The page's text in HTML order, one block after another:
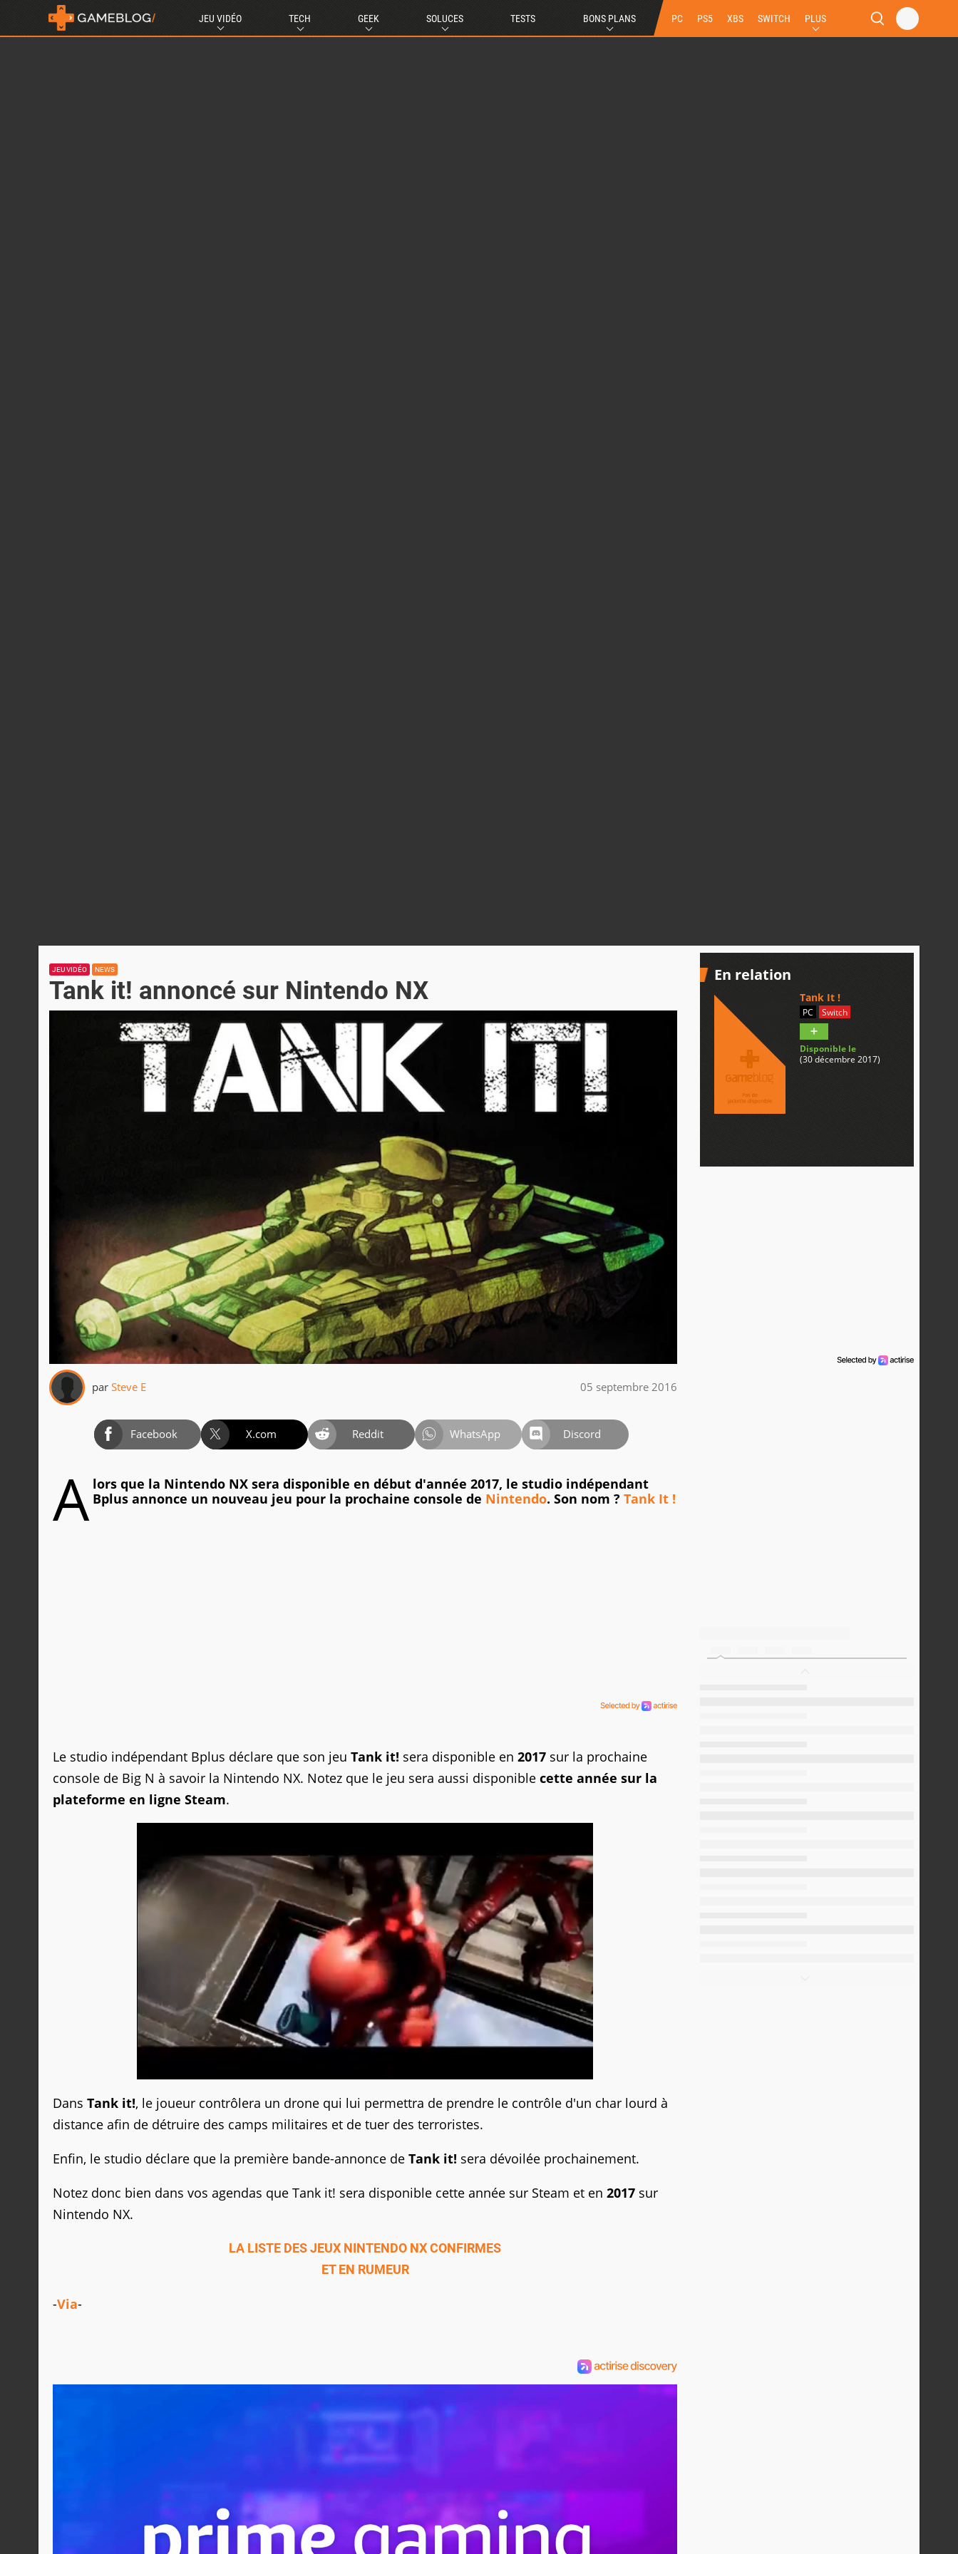
JEU VIDÉO TECH GEEK SOLUCES TESTS BONS PLANS PC PS5 XBS SWITCH PLUS
JEU VIDÉO NEWS
Tank it! annoncé sur Nintendo NX
par Steve E 05 septembre 2016
Facebook X.com Reddit WhatsApp Discord
A lors que la Nintendo NX sera disponible en début d'année 2017, le studio indépendant
Bplus annonce un nouveau jeu pour la prochaine console de Nintendo. Son nom ? Tank It !
Le studio indépendant Bplus déclare que son jeu Tank it! sera disponible en 2017 sur la prochaine
console de Big N à savoir la Nintendo NX. Notez que le jeu sera aussi disponible cette année sur la
plateforme en ligne Steam.
Dans Tank it!, le joueur contrôlera un drone qui lui permettra de prendre le contrôle d'un char lourd à
distance afin de détruire des camps militaires et de tuer des terroristes.
Enfin, le studio déclare que la première bande-annonce de Tank it! sera dévoilée prochainement.
Notez donc bien dans vos agendas que Tank it! sera disponible cette année sur Steam et en 2017 sur
Nintendo NX.
LA LISTE DES JEUX NINTENDO NX CONFIRMES
ET EN RUMEUR
-Via-
En relation
Tank It !
PC Switch
Disponible le
(30 décembre 2017)